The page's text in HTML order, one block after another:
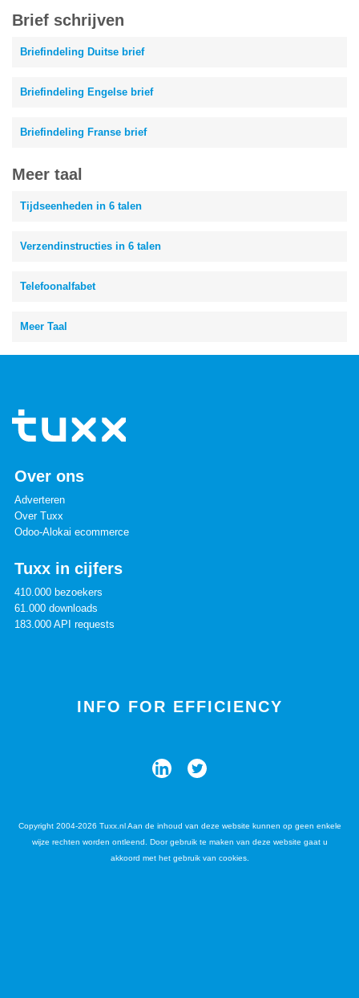
Brief schrijven
Briefindeling Duitse brief
Briefindeling Engelse brief
Briefindeling Franse brief
Meer taal
Tijdseenheden in 6 talen
Verzendinstructies in 6 talen
Telefoonalfabet
Meer Taal
Over ons
Adverteren
Over Tuxx
Odoo-Alokai ecommerce
Tuxx in cijfers
410.000 bezoekers
61.000 downloads
183.000 API requests
INFO FOR EFFICIENCY
Copyright 2004-2026 Tuxx.nl Aan de inhoud van deze website kunnen op geen enkele
wijze rechten worden ontleend. Door gebruik te maken van deze website gaat u
akkoord met het gebruik van cookies.